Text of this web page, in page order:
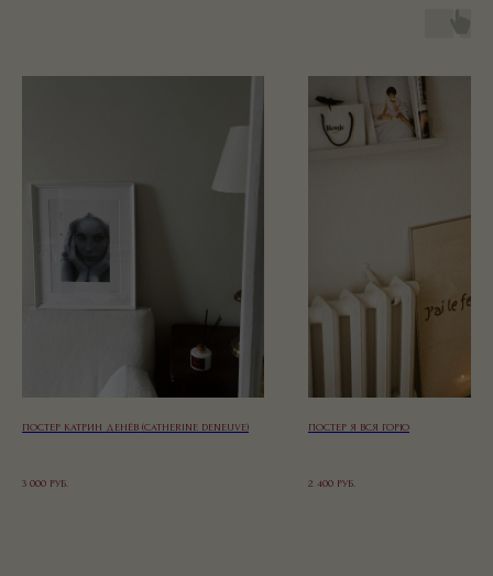
ПОСТЕР КАТРИН ДЕНЁВ (CATHERINE DENEUVE)
3 000 РУБ.
ПОСТЕР Я ВСЯ ГОРЮ
2 400 РУБ.